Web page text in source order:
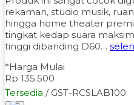
rekaman, studio musik,
hingga home theater
tingkat kedap suara
tinggi dibanding D60…
*Harga Mulai
Rp 135.500
Tersedia / GST-RCSLAB100